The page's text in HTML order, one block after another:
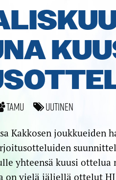
TamU Uutinen
Kakkosen joukkueiden
yhteensä kuusi
on vielä jäljellä ottelut